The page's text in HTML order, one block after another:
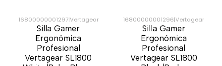
-13%
16800000001297|Vertagear
Silla Gamer
Ergonómica
Profesional
Vertagear SL1800
-13%
16800000001296|Vertagear
Silla Gamer
Ergonómica
Profesional
Vertagear SL1800